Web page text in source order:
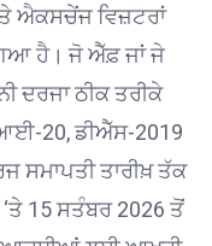
ਐਕਸਚੇਂਜ ਵਿਜ਼ਟਰਾਂ
ਹੈ। ਜੋ ਐੱਫ਼ ਜਾਂ ਜੇ
ਦਰਜਾ ਠੀਕ ਤਰੀਕੇ
20, ਡੀਐੱਸ-2019
ਸਮਾਪਤੀ ਤਾਰੀਖ਼ ਤੱਕ
15 ਸਤੰਬਰ 2026 ਤੋਂ